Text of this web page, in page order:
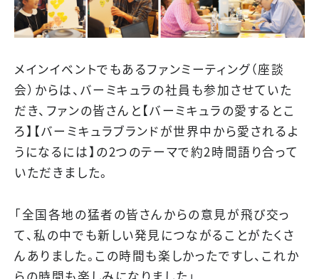
メインイベントでもあるファンミーティング（座談
会）からは、バーミキュラの社員も参加させていた
だき、ファンの皆さんと【バーミキュラの愛するとこ
ろ】【バーミキュラブランドが世界中から愛されるよ
うになるには】の2つのテーマで約2時間語り合って
いただきました。
「全国各地の猛者の皆さんからの意見が飛び交っ
て、私の中でも新しい発見につながることがたくさ
んありました。この時間も楽しかったですし、これか